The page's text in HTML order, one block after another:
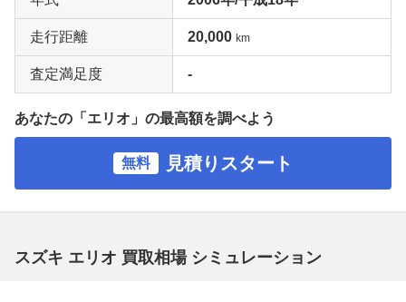
走行距離 20,000 km
査定満足度 -
あなたの「エリオ」の最高額を調べよう
無料 見積りスタート
スズキ エリオ 買取相場 シミュレーション